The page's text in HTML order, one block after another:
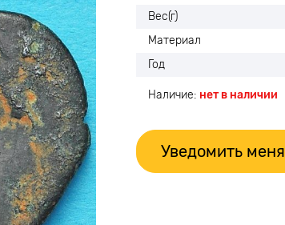
Вес(г)
Материал
Год
Наличие: нет в наличии
Уведомить меня